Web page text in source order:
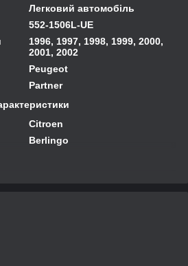
Легковий автомобіль
552-1506L-UE
1996, 1997, 1998, 1999, 2000,
2001, 2002
Peugeot
Partner
Citroen
Berlingo